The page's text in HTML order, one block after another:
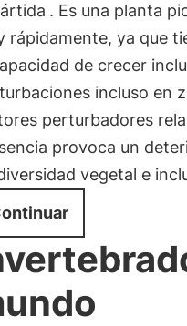
. Es una planta
rápidamente, ya que
de crecer
incluso en
perturbadores
provoca un
vegetal e